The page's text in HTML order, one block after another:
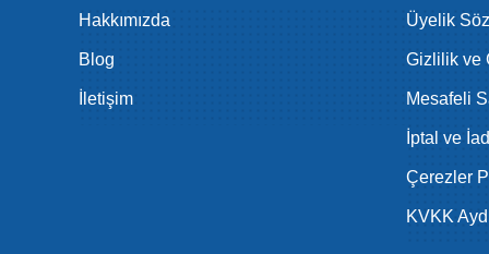
Hakkımızda
Blog
İletişim
Üyelik
Gizlilik ve
Mesafeli
İptal ve
Çerezler
KVKK